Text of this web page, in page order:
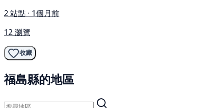
2 站點 · 1個月前
12 瀏覽
收藏
福島縣的地區